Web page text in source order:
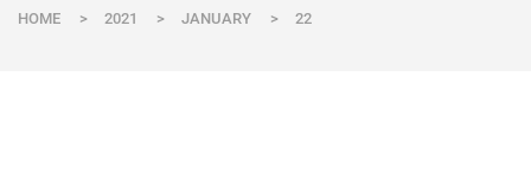
HOME > 2021 > JANUARY > 22